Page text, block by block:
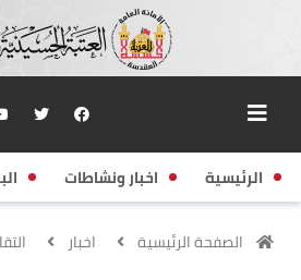
الرئيسية اخبار ونشاطات
الصفحة الرئيسية اخبار